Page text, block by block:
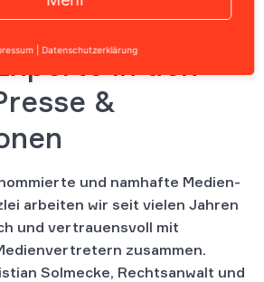
facebook
recht
google webinar
in den
&
und namhafte Medien-
arbeiten wir seit vielen Jahren
und vertrauensvoll mit
zusammen.
Solmecke, Rechtsanwalt und
Datenschutzerklärung